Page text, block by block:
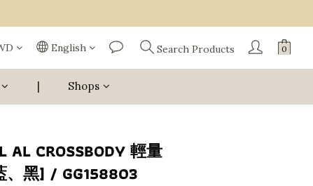
English Search Products
| Shops
AL CROSSBODY 輕量
黑] / GG158803